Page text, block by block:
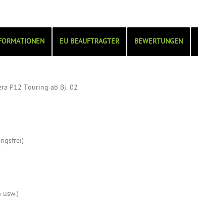
EU BEAUFTRAGTER BEWERTUNGEN
P12 Touring ab Bj. 02